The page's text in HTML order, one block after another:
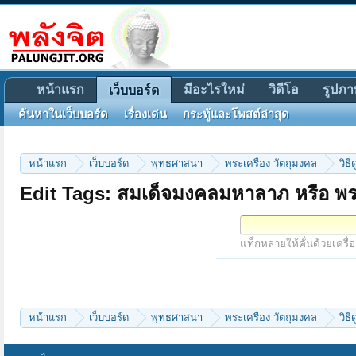
หน้าแรก เว็บบอร์ด พุทธศาสนา พระเครื่อง วัตถุมงคล วิธี
Edit Tags: สมเด็จมงคลมหาลาภ หรือ
แท็กหลายให้คั่นด้วยเครื่
หน้าแรก เว็บบอร์ด พุทธศาสนา พระเครื่อง วัตถุมงคล วิธี
หน้าแรก เว็บบอร์ด
ค้นหาในเว็บบอร์ด เรื่องเด่น กระทู้และโพสต์ล่าสุด
มีอะไรใหม่ วิดีโอ รูปภ